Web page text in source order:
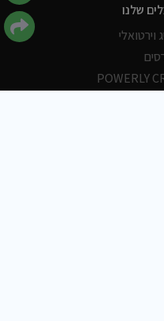
שלנו
וירטואלי
POWERLY